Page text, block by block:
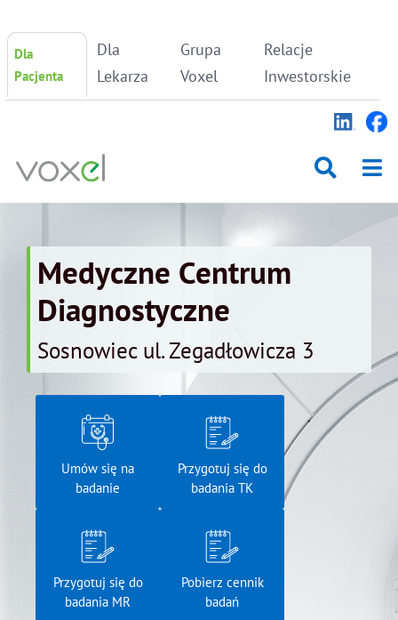
Skip
content
Dla
Pacjenta
Dla
Lekarza
Grupa
Voxel
Relacje
Inwestorskie
Medyczne Centrum
Diagnostyczne
Sosnowiec ul. Zegadłowicza 3
Umów się na
badanie
Przygotuj się do
badania TK
Przygotuj się do
badania MR
Pobierz cennik
badań